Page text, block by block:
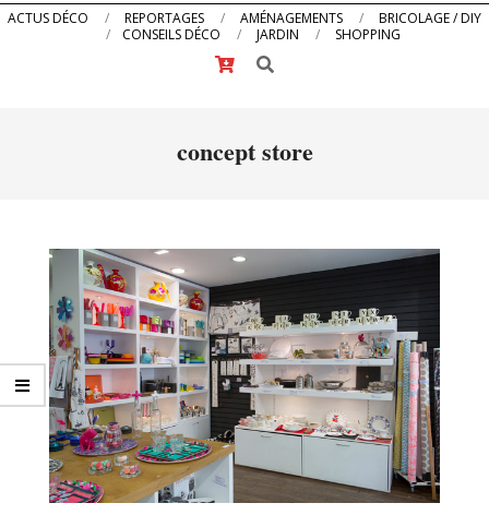
Primary
ACTUS DÉCO REPORTAGES AMÉNAGEMENTS
BRICOLAGE / DIY
CONSEILS DÉCO
JARDIN
SHOPPING
Search
concept store